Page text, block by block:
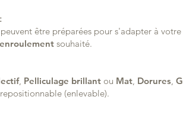
:
être préparées pour s'adapter à
souhaité.
, Pelliculage brillant ou Mat, Dorures,
(enlevable).